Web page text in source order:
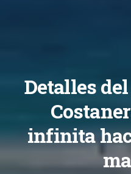
Detalles
infinita